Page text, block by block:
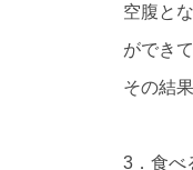
空腹と
ができ
その結
3．食べ